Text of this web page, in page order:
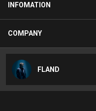
INFOMATION
COMPANY
FLAND